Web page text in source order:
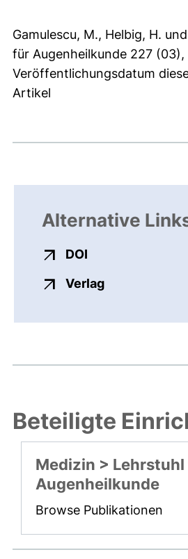
Gamulescu, M., Helbig, H. und
für Augenheilkunde 227 (03),
Veröffentlichungsdatum
Artikel
Alternative
DOI
Verlagexterner
Beteiligte
Medizin >
Augenheilkunde
Browse Publikationen